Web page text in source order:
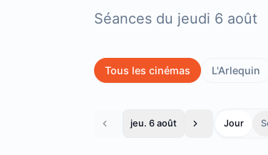
Séances du jeudi 6 août
jeu. 6 août Jour
Tous les cinémas L'Arlequin